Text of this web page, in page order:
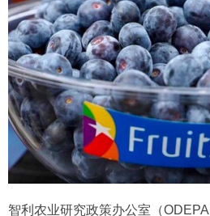
智利农业研究政策办公室 （ODEPA